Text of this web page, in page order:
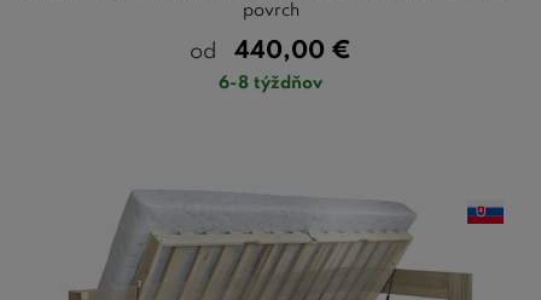
povrch
od 440,00 €
6-8 týždňov